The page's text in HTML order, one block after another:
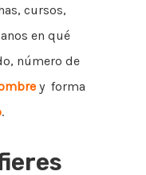
cursos,
en qué
número de
y forma
.